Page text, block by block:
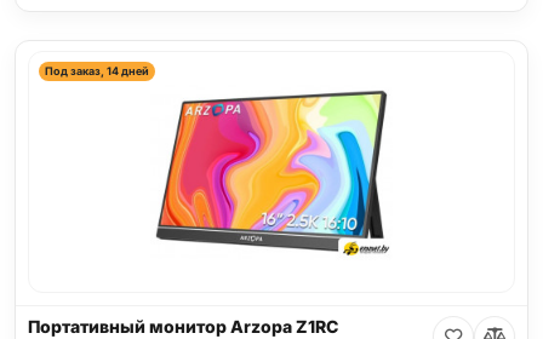
Под заказ, 14 дней
Портативный монитор Arzopa Z1RC